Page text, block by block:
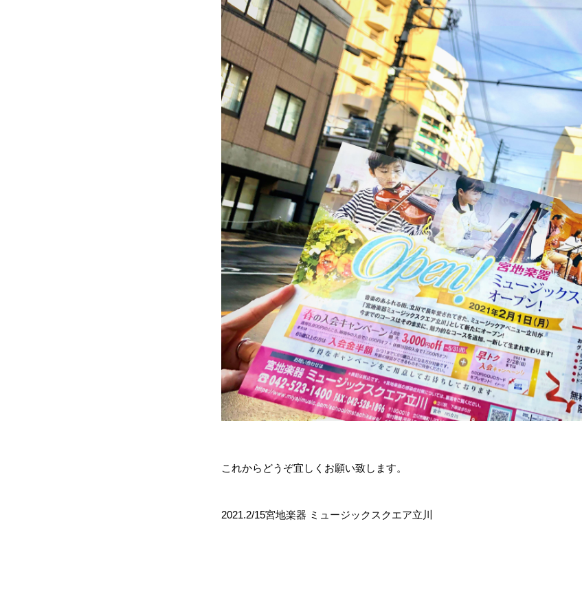
これからどうぞ宜しくお願い致します。
2021.2/15宮地楽器 ミュージックスクエア立川